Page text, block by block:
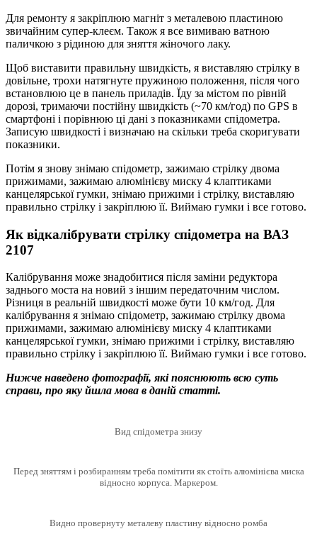
Для ремонту я закріплюю магніт з металевою пластиною
звичайним супер-клеєм. Також я все вимиваю ватною
паличкою з рідиною для зняття жіночого лаку.
Щоб виставити правильну швидкість, я виставляю стрілку в
довільне, трохи натягнуте пружиною положення, після чого
встановлюю це в панель приладів. Їду за містом по рівній
дорозі, тримаючи постійну швидкість (~70 км/год) по GPS в
смартфоні і порівнюю ці дані з показниками спідометра.
Записую швидкості і визначаю на скільки треба скоригувати
показники.
Потім я знову знімаю спідометр, зажимаю стрілку двома
прижимами, зажимаю алюмінієву миску 4 клаптиками
канцелярської гумки, знімаю прижими і стрілку, виставляю
правильно стрілку і закріплюю її. Виймаю гумки і все готово.
Як відкалібрувати стрілку спідометра на ВАЗ
2107
Калібрування може знадобитися після заміни редуктора
заднього моста на новий з іншим передаточним числом.
Різниця в реальній швидкості може бути 10 км/год. Для
калібрування я знімаю спідометр, зажимаю стрілку двома
прижимами, зажимаю алюмінієву миску 4 клаптиками
канцелярської гумки, знімаю прижими і стрілку, виставляю
правильно стрілку і закріплюю її. Виймаю гумки і все готово.
Нижче наведено фотографії, які пояснюють всю суть
справи, про яку йшла мова в даній статті.
Вид спідометра знизу
Перед зняттям і розбиранням треба помітити як стоїть алюмінієва миска
відносно корпуса. Маркером.
Видно провернуту металеву пластину відносно ромба